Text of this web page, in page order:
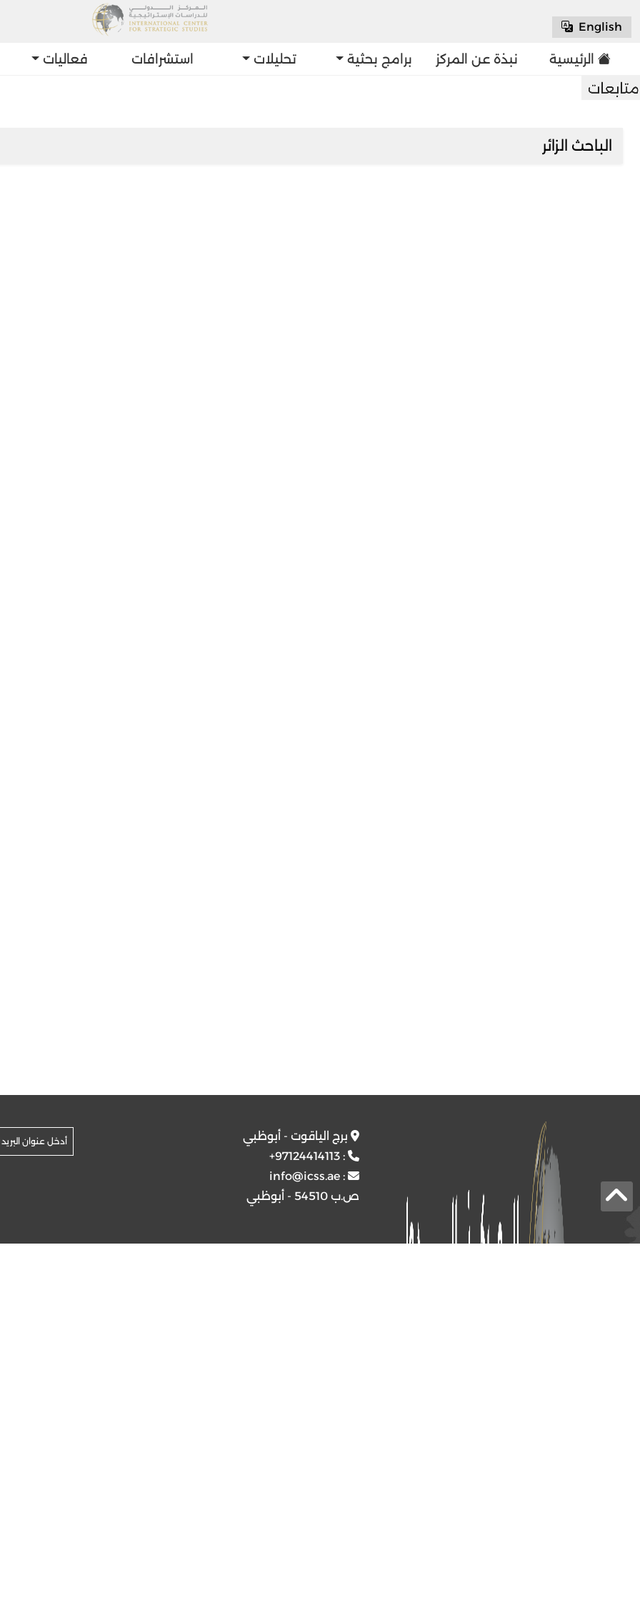
English
الرئيسية نبذة عن المركز برامج بحثية تحليلات استشرافات فعاليات
الباحث الزائر
برج الياقوت - أبوظبي
:
+97124414113
:
info@icss.ae
ص.ب 54510 - أبوظبي